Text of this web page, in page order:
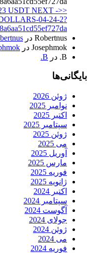
USDT NEXT ->>
04-24-2?
????
Robertnus در
Josephmok در
B. در B.
بایگانی‌ها
ژوئن 2026
نوامبر 2025
اکتبر 2025
سپتامبر 2025
ژوئن 2025
می 2025
آوریل 2025
مارس 2025
فوریه 2025
ژانویه 2025
اکتبر 2024
سپتامبر 2024
آگوست 2024
جولای 2024
ژوئن 2024
می 2024
فوریه 2024